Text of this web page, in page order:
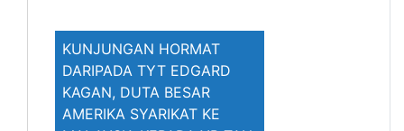
KUNJUNGAN HORMAT
DARIPADA TYT EDGARD
KAGAN, DUTA BESAR
AMERIKA SYARIKAT KE